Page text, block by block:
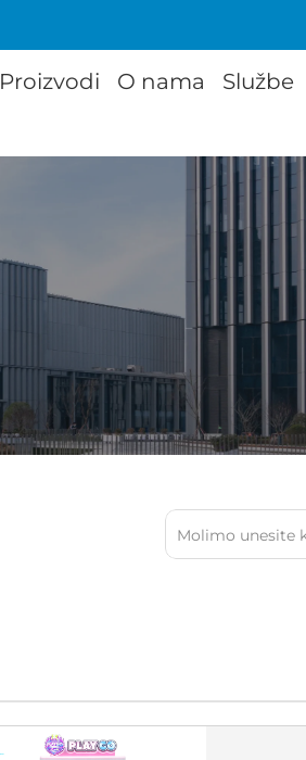
Proizvodi O nama
Službe